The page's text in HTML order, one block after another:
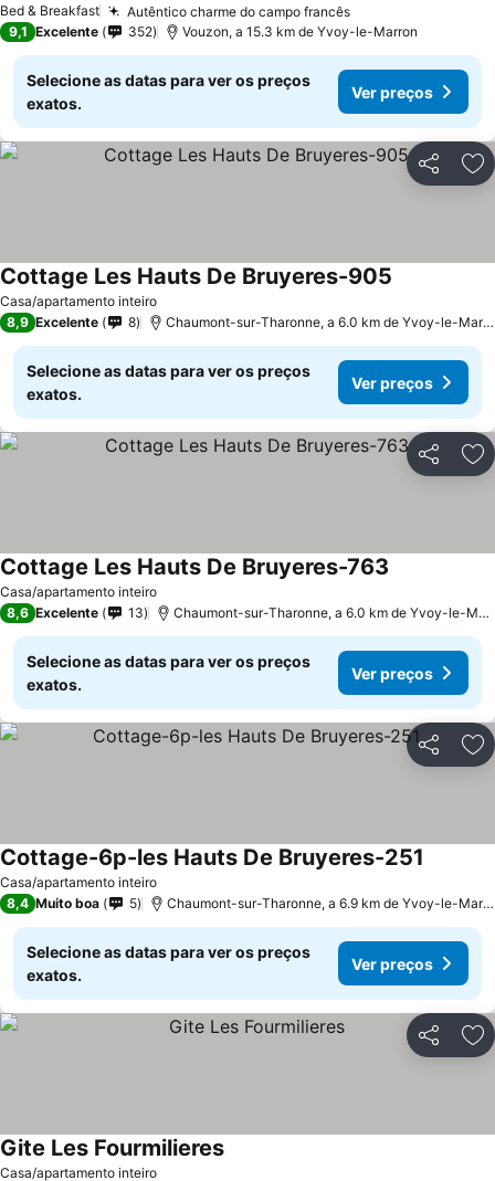
Bed & Breakfast Autêntico charme do campo francêsVer preços
9,1 Excelente 352 Vouzon, a 15.3 km de Yvoy-le-Marron
Selecione as datas para ver os preços
exatos.
Ver preços
Partilhar
Casa/apartamento inteiro
Cottage Les Hauts De Bruyeres-905
8,9 Excelente 8 Chaumont-sur-Tharonne, a 6.0 km de Yvoy-le-
Selecione as datas para ver os preços
exatos.
Ver preços
Partilhar
Casa/apartamento inteiro
Cottage Les Hauts De Bruyeres-763
8,6 Excelente 13 Chaumont-sur-Tharonne, a 6.0 km de Yvoy-le-
Selecione as datas para ver os preços
exatos.
Ver preços
Partilhar
Casa/apartamento inteiro
Cottage-6p-les Hauts De Bruyeres-251
8,4 Muito boa 5 Chaumont-sur-Tharonne, a 6.9 km de Yvoy-le-
Selecione as datas para ver os preços
exatos.
Ver preços
Partilhar
Casa/apartamento inteiro
Gite Les FourmilieresVer preços